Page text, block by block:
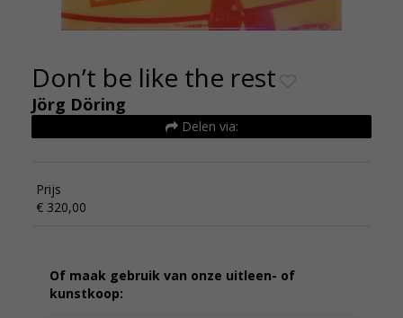
Don’t be like the rest
Jörg Döring
Delen via:
Prijs
€ 320,00
Of maak gebruik van onze uitleen- of
kunstkoop: